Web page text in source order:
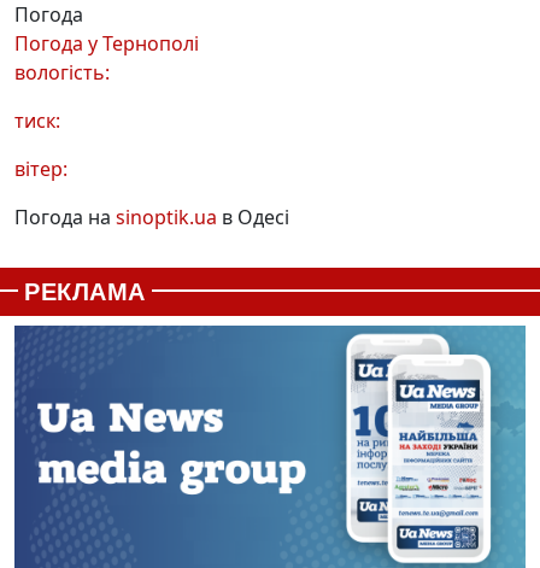
Погода
Погода уТернополі
вологість:
тиск:
вітер:
Погода на sinoptik.ua в Одесі
РЕКЛАМА